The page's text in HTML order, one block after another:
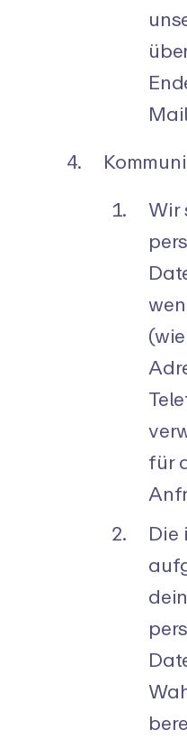
Wir
für
Die